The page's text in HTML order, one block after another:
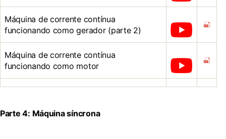
Máquina de corrente contínua
funcionando como gerador (parte 2)
Máquina de corrente contínua
funcionando como motor
Parte 4: Máquina síncrona